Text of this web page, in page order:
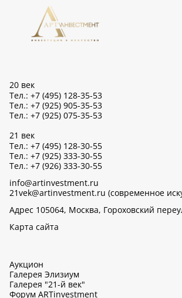
20 век
Тел.: +7 (495) 128-35-53
Тел.: +7 (925) 905-35-53
Тел.: +7 (925) 075-35-53
21 век
Тел.: +7 (495) 128-30-55
Тел.: +7 (925) 333-30-55
Тел.: +7 (926) 333-30-55
info@artinvestment.ru
21vek@artinvestment.ru (современное
Адрес 105064, Москва, Гороховский
Карта сайта
Аукцион
Галерея Элизиум
Галерея "21-й век"
Форум ARTinvestment